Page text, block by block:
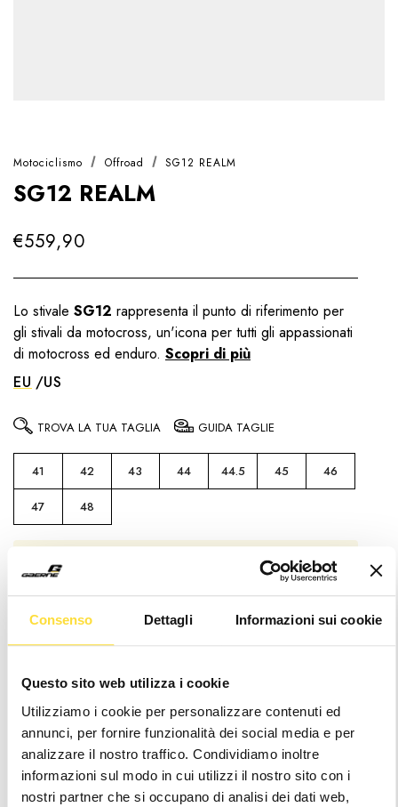
Consenso Dettagli Informazioni sui cookie
Questo sito web utilizza i cookie
Utilizziamo i cookie per personalizzare contenuti ed
annunci, per fornire funzionalità dei social media e per
analizzare il nostro traffico. Condividiamo inoltre
informazioni sul modo in cui utilizzi il nostro sito con i
nostri partner che si occupano di analisi dei dati web,
Motociclismo Offroad SG12 REALM
SG12 REALM
€559,90
Lo stivale SG12 rappresenta il punto di riferimento per
gli stivali da motocross, un'icona per tutti gli appassionati
di motocross ed enduro. Scopri di più
EU
US
TROVA LA TUA TAGLIA GUIDA TAGLIE
41 42 43 44 44.5 45 46
47 48
: It seems like you are visiting us
. Sembra che la tua posizione sia al di
fuori dei paesi di spedizione gestiti
Hurry
up!
left
Disponibilità
attuale:
Wishlist
Consegna 24/48h